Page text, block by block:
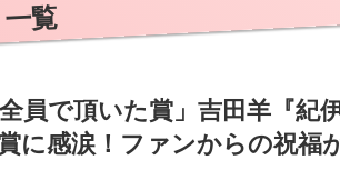
覧
全員で頂いた賞」吉田羊『紀
に感涙！ファンからの祝福